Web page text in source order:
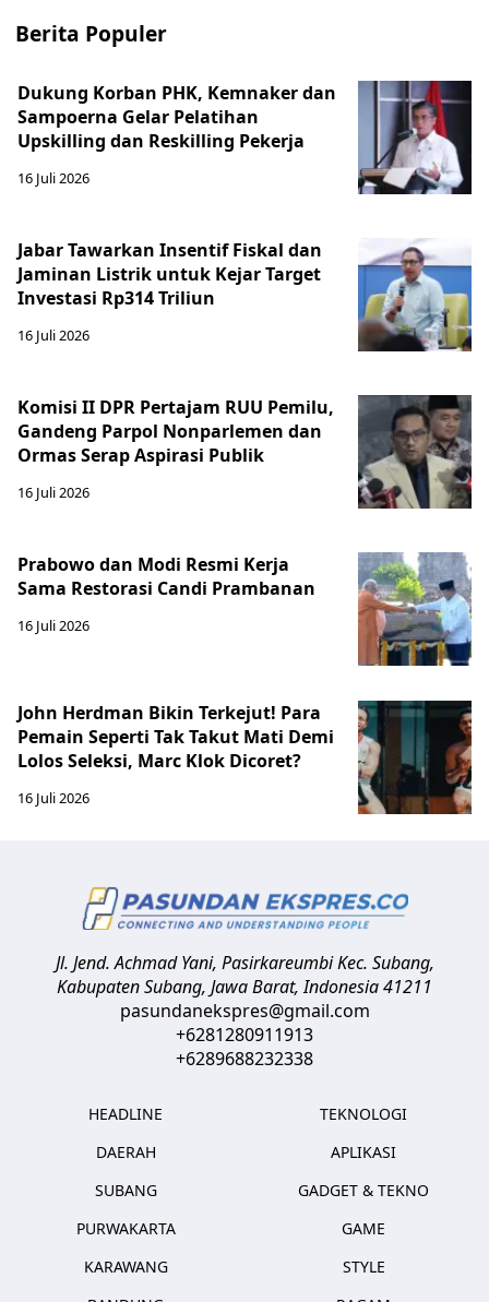
Berita Populer
Dukung Korban PHK, Kemnaker dan
Sampoerna Gelar Pelatihan
Upskilling dan Reskilling Pekerja
16 Juli 2026
Jabar Tawarkan Insentif Fiskal dan
Jaminan Listrik untuk Kejar Target
Investasi Rp314 Triliun
16 Juli 2026
Komisi II DPR Pertajam RUU Pemilu,
Gandeng Parpol Nonparlemen dan
Ormas Serap Aspirasi Publik
16 Juli 2026
Prabowo dan Modi Resmi Kerja
Sama Restorasi Candi Prambanan
16 Juli 2026
John Herdman Bikin Terkejut! Para
Pemain Seperti Tak Takut Mati Demi
Lolos Seleksi, Marc Klok Dicoret?
16 Juli 2026
Jl. Jend. Achmad Yani, Pasirkareumbi Kec. Subang,
Kabupaten Subang, Jawa Barat,Indonesia41211
pasundanekspres@gmail.com
+6281280911913
+6289688232338
HEADLINE
DAERAH
SUBANG
PURWAKARTA
KARAWANG
TEKNOLOGI
APLIKASI
GADGET & TEKNO
GAME
STYLE